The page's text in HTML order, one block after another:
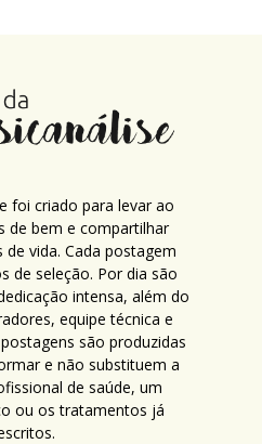
foi criado para levar ao
de bem e compartilhar
vida. Cada postagem
de seleção. Por dia são
intensa, além do
equipe técnica e
são produzidas
e não substituem a
de saúde, um
ou os tratamentos já